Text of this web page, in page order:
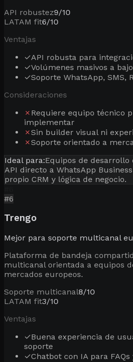
API robustez9/10
LATAM fit6/10
Ventajas
✓API robusta para
✓Volúmenes masivos a
✓Soporte WhatsApp, SMS,
Consideraciones
✗ Requiere equipo técnico
implementar
✗Sin builder visual ni
✗Soporte orientado a
Ideal para:Equipos de desarrollo
API directo a WhatsApp
propio CRM y lógica de negocio.
#6
Trengo
Mejor para soporte multicanal
Plataforma de bandeja
multicanal orientada a equipos
mercados europeos.
Soporte multicanal8/10
LATAM fit3/10
Ventajas
✓Buena experiencia de
soporte
✓Chatbot con IA para